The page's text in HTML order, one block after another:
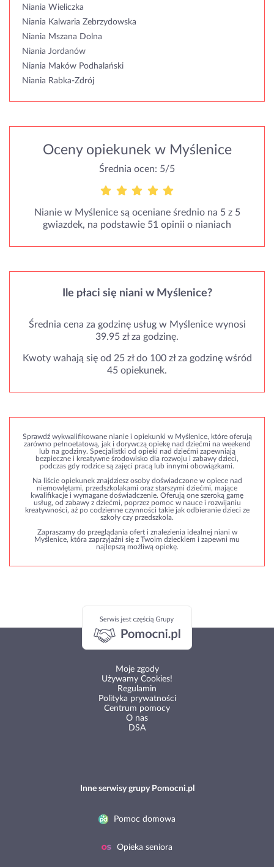
Niania Wieliczka
Niania Kalwaria Zebrzydowska
Niania Mszana Dolna
Niania Jordanów
Niania Maków Podhalański
Niania Rabka-Zdrój
Oceny opiekunek w Myślenice
Średnia ocen: 5/5
Nianie w Myślenice są oceniane średnio na 5 z 5
gwiazdek, na podstawie 51 opinii o nianiach
Ile płaci się niani w Myślenice?
Średnia cena za godzinę usług w Myślenice wynosi
39.95 zł za godzinę.
Kwoty wahają się od 25 zł do 100 zł za godzinę wśród
45 opiekunek.
Sprawdź wykwalifikowane nianie i opiekunki w Myślenice, które oferują
zarówno pełnoetatową, jak i dorywczą opiekę nad dziećmi na weekend
lub na godziny. Specjalistki od opieki nad dziećmi zapewniają
bezpieczne i kreatywne środowisko dla rozwoju i zabawy dzieci,
podczas gdy rodzice są zajęci pracą lub innymi obowiązkami.
Na liście opiekunek znajdziesz osoby doświadczone w opiece nad
niemowlętami, przedszkolakami oraz starszymi dziećmi, mające
kwalifikacje i wymagane doświadczenie. Oferują one szeroką gamę
usług, od zabawy z dziećmi, poprzez pomoc w nauce i rozwijaniu
kreatywności, aż po codzienne czynności takie jak odbieranie dzieci ze
szkoły czy przedszkola.
Zapraszamy do przeglądania ofert i znalezienia idealnej niani w
Myślenice, która zaprzyjaźni się z Twoim dzieckiem i zapewni mu
najlepszą możliwą opiekę.
Moje zgody
Używamy Cookies!
Regulamin
Polityka prywatności
Centrum pomocy
O nas
DSA
Inne serwisy grupy Pomocni.pl
Pomoc domowa
Opieka seniora